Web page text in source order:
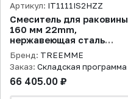
Артикул: IT1111IS2HZZ
Смеситель для раковины
160 мм 22mm,
нержавеющая сталь
брашированная
Бренд: TREEMME
Заказ: Складская программа
66 405.00 ₽